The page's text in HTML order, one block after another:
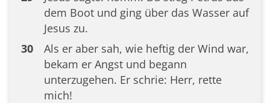
dem Boot und ging über das Wasser auf
Jesus zu.
30
Als er aber sah, wie heftig der Wind war,
bekam er Angst und begann
unterzugehen. Er schrie: Herr, rette
mich!